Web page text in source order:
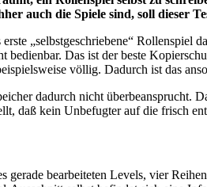
auch die Spiele sind, soll dieser
„selbstgeschriebene“ Rollenspiel
Das ist der beste
völlig. Dadurch ist das
dadurch nicht überbeansprucht.
daß kein Unbefugter auf die frisch
bearbeiteten Levels, vier